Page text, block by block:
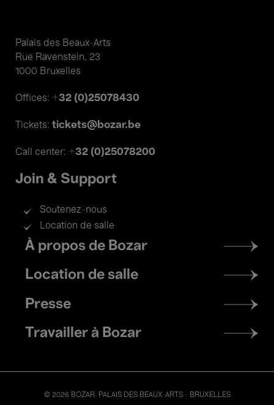
Palais des Beaux-Arts
Rue Ravenstein, 23
1000 Bruxelles
Offices: +32 (0)25078430
Tickets: tickets@bozar.be
Call center: +32 (0)25078200
Join & Support
Soutenez-nous
Location de salle
Footer
menu
À propos de Bozar
Location de salle
Presse
Travailler à Bozar
© 2026 BOZAR. PALAIS DES BEAUX-ARTS - BRUXELLES